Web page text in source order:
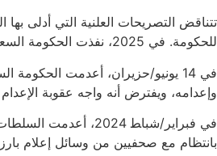
تتناقض التصريحات العلنية التي أدلى
للحكومة. في 2025، نفذت الحكومة السعودية موجة إعدامات لسحق المعارضة السلمية، بما يشمل حرية التعبير.
في 14 يونيو/حزيران، أعدمت
وإعدامه، ويفترض أنه واجه عقوبة
في فبراير/شباﻄ
بانتظام مع صحفيين من وسائل إعلام